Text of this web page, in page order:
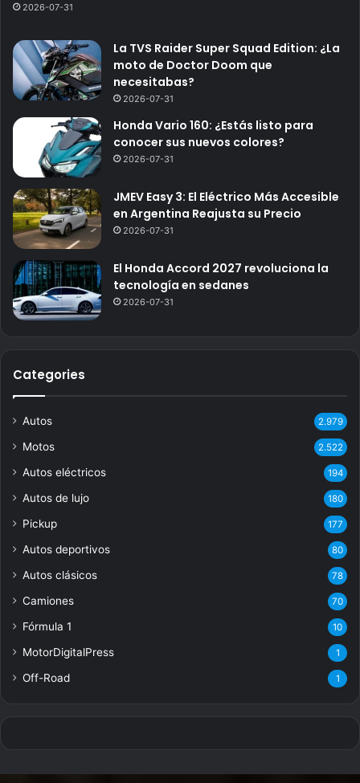
2026-07-31
La TVS Raider Super Squad Edition: ¿La
moto de Doctor Doom que
necesitabas?
2026-07-31
Honda Vario 160: ¿Estás listo para
conocer sus nuevos colores?
2026-07-31
JMEV Easy 3: El Eléctrico Más Accesible
en Argentina Reajusta su Precio
2026-07-31
El Honda Accord 2027 revoluciona la
tecnología en sedanes
2026-07-31
Categories
Autos 2.979
Motos 2.522
Autos eléctricos 194
Autos de lujo 180
Pickup 177
Autos deportivos 80
Autos clásicos 78
Camiones 70
Fórmula 1 10
MotorDigitalPress 1
Off-Road 1